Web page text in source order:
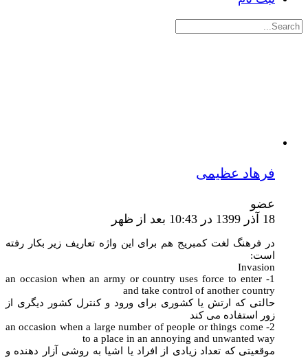
جستجوی:
فرهاد عظیمی
عضو
18 آذر 1399 در 10:43 بعد از ظهر
در فرهنگ لغت کمبریج هم برای این واژه تعاریف زیر بکار رفته
است:
Invasion
1- an occasion when an army or country uses force to enter
and take control of another country
حالتی که ارتش یا کشوری برای ورود و کنترل کشور دیگری از
زور استفاده می کند
2- an occasion when a large number of people or things come
to a place in an annoying and unwanted way
موقعیتی که تعداد زیادی از افراد یا اشیا به روشی آزار دهنده و